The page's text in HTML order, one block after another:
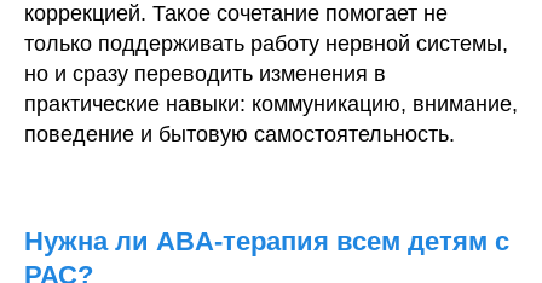
коррекцией. Такое сочетание помогает не
только поддерживать работу нервной системы,
но и сразу переводить изменения в
практические навыки: коммуникацию, внимание,
поведение и бытовую самостоятельность.
Нужна ли ABA-терапия всем детям с
РАС?